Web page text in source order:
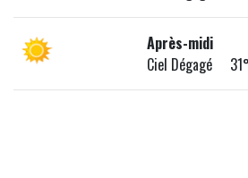
Après-midi
Ciel Dégagé